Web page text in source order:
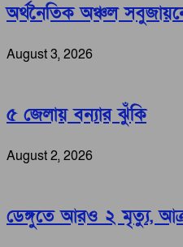
অর্থনৈতিক অঞ্চল সবুজায়নে
August 3, 2026
৫ জেলায় বন্যার ঝুঁকি
August 2, 2026
ডেঙ্গুতে আরও ২ মৃত্যু,